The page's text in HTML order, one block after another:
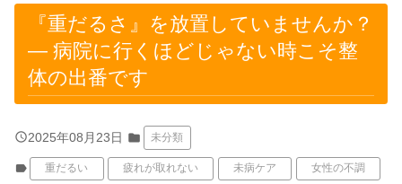
『重だるさ』を放置していませんか？
― 病院に行くほどじゃない時こそ整
体の出番です
query_builder2025年08月23日 folder 未分類
label 重だるい 疲れが取れない 未病ケア 女性の不調